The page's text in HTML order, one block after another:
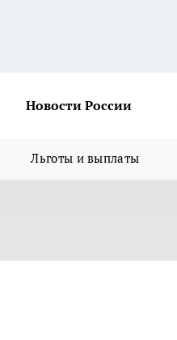
Новости России
Льготы и выплаты